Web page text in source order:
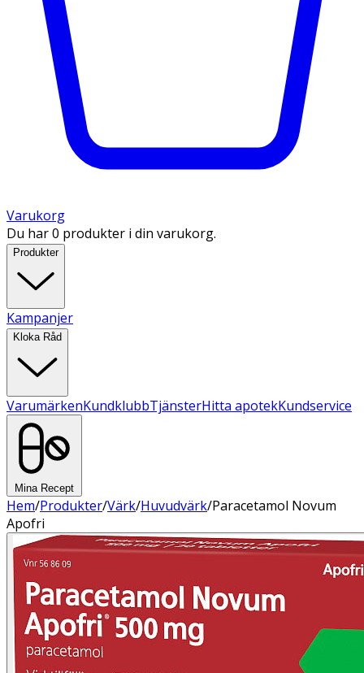
Varukorg
Du har 0 produkter i din varukorg.
Produkter
Kampanjer
Kloka Råd
VarumärkenKundklubbTjänsterHitta apotekKundservice
Mina Recept
Hem/Produkter/Värk/Huvudvärk/Paracetamol Novum
Apofri